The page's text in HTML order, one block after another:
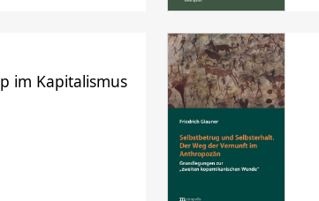
im Kapitalismus